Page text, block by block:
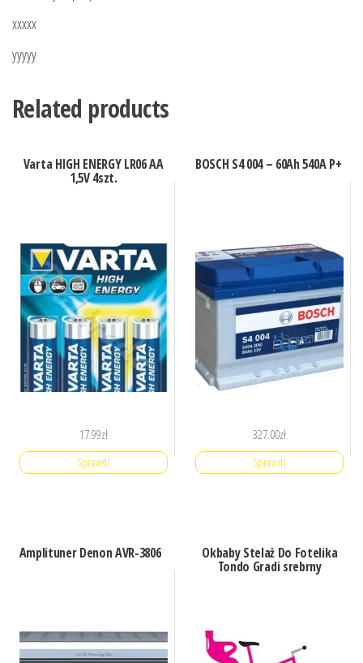
xxxxx
yyyyy
Related products
Varta HIGH ENERGY LR06 AA
1,5V 4szt.
17.99zł
Sprawdź
BOSCH S4 004 – 60Ah 540A P+
327.00zł
Sprawdź
Amplituner Denon AVR-3806 Okbaby Stelaż Do Fotelika
Tondo Gradi srebrny